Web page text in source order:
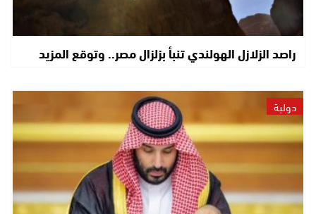
راصد الزلازل الهولندي تنبأ بزلزال مصر.. وتوقع المزيد
دولية